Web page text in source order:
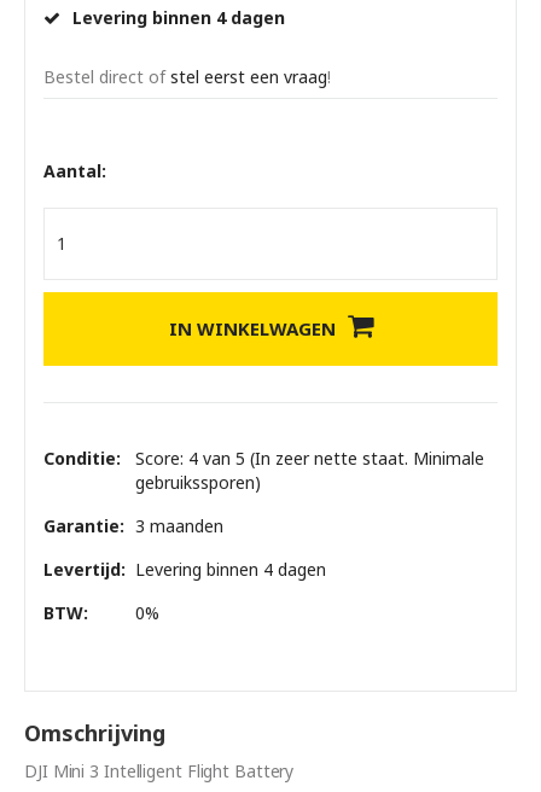
Levering binnen 4 dagen
Bestel direct ofstel eerst een vraag!
Aantal:
IN WINKELWAGEN
Conditie:
Score: 4 van 5 (In zeer nette staat. Minimale
gebruikssporen)
Garantie: 3 maanden
Levertijd: Levering binnen 4 dagen
BTW:
0%
Omschrijving
DJI Mini 3 Intelligent Flight Battery